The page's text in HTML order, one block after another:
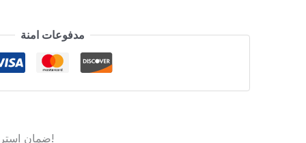
مدفوعات امنة
ضمان استرداد الأموال بدون أي مخاطرة!